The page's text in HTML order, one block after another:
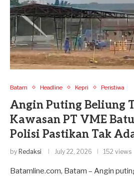
Batam Headline Kepri Peristiwa
Angin Puting Beliung
Kawasan PT VME
Polisi Pastikan Tak
by Redaksi July 22, 2026 152 views
Batamline.com, Batam – Angin